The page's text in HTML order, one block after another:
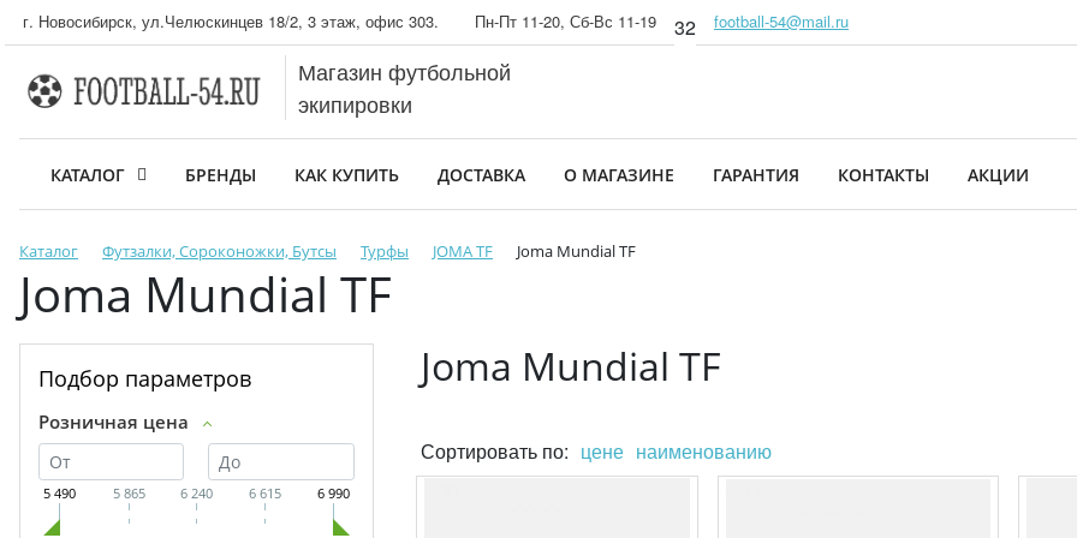
г. Новосибирск, ул.Челюскинцев 18/2, 3 этаж, офис 303. Пн-Пт 11-20, Сб-Вс 11-19 32 football-54@mail.ru
Магазин футбольной
экипировки
КАТАЛОГ БРЕНДЫ КАК КУПИТЬ ДОСТАВКА О МАГАЗИНЕ ГАРАНТИЯ КОНТАКТЫ АКЦИИ
Каталог Футзалки, Сороконожки, Бутсы Турфы JOMA TF Joma Mundial TF
Joma Mundial TF
Подбор параметров
Розничная цена
5 490 5 865 6 240 6 615 6 990
Joma Mundial TF
Сортировать по: цене наименованию